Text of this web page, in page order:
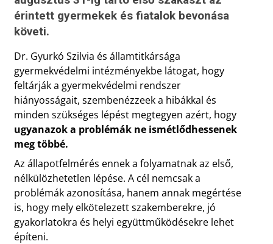
érintett gyermekek és fiatalok bevonása
követi.
Dr. Gyurkó Szilvia és államtitkársága
gyermekvédelmi intézményekbe látogat, hogy
feltárják a gyermekvédelmi rendszer
hiányosságait, szembenézzeek a hibákkal és
minden szükséges lépést megtegyen azért, hogy
ugyanazok a problémák ne ismétlődhessenek
meg többé.
Az állapotfelmérés ennek a folyamatnak az első,
nélkülözhetetlen lépése. A cél nemcsak a
problémák azonosítása, hanem annak megértése
is, hogy mely elkötelezett szakemberekre, jó
gyakorlatokra és helyi együttműködésekre lehet
építeni.